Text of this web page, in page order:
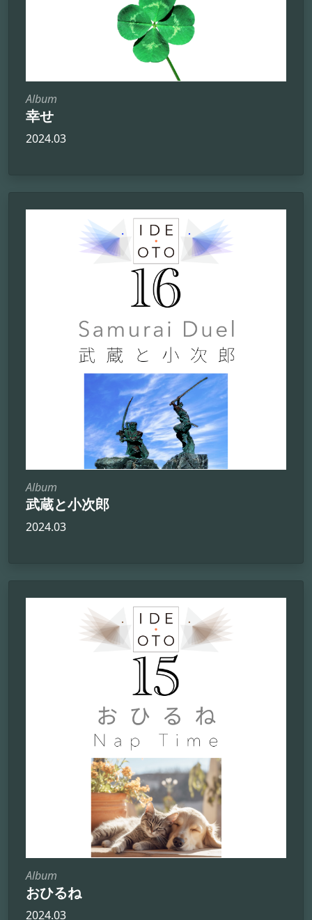
Album
幸せ
2024.03
Album
武蔵と小次郎
2024.03
Album
おひるね
2024.03